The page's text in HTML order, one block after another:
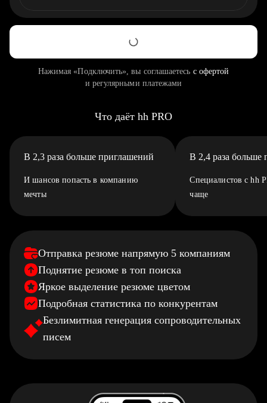
Нажимая «Подключить», вы соглашаетесь с офертой
и регулярными платежами
Что даёт hh PRO
В 2,3 раза больше приглашений
И шансов попасть в компанию
мечты
В 2,4 раза больше
Специалистов с hh
чаще
Отправка резюме напрямую 5 компаниям
Поднятие резюме в топ поиска
Яркое выделение резюме цветом
Подробная статистика по конкурентам
Безлимитная генерация сопроводительных
писем